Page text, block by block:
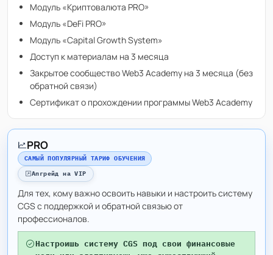
Модуль «Криптовалюта PRO»
Модуль «DeFi PRO»
Модуль «Capital Growth System»
Доступ к материалам на 3 месяца
Закрытое сообщество Web3 Academy на 3 месяца (без
обратной связи)
Сертификат о прохождении программы Web3 Academy
PRO
САМЫЙ ПОПУЛЯРНЫЙ ТАРИФ ОБУЧЕНИЯ
Апгрейд на VIP
Для тех, кому важно освоить навыки и настроить систему
CGS с поддержкой и обратной связью от
профессионалов.
Настроишь систему CGS под свои финансовые